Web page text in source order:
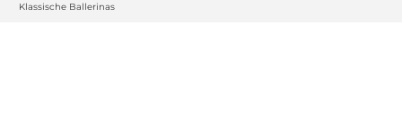
Klassische Ballerinas